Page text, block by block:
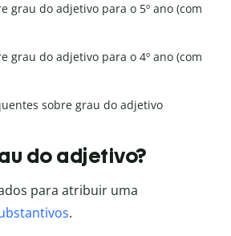
grau do adjetivo para o 5º ano (com
grau do adjetivo para o 4º ano (com
sobre grau do adjetivo
do adjetivo?
para atribuir uma
.